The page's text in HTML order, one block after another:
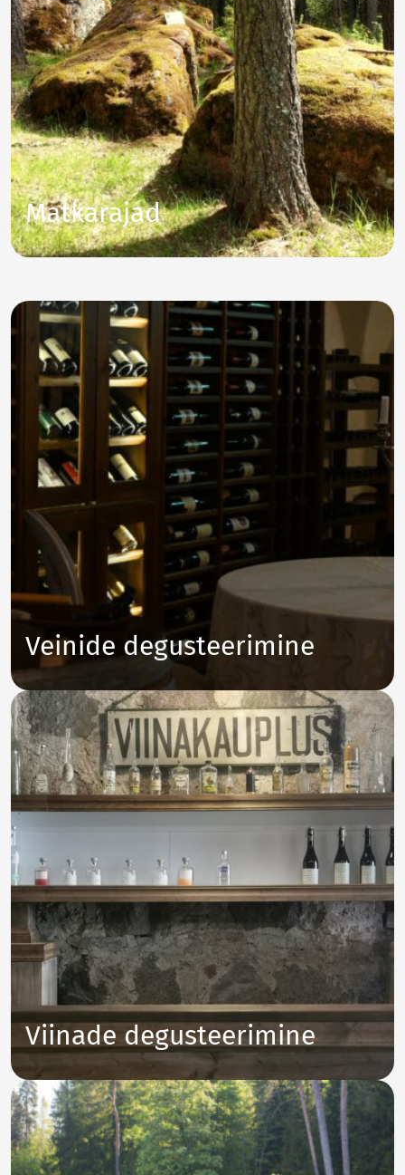
Matkarajad
Veinide degusteerimine
Viinade degusteerimine